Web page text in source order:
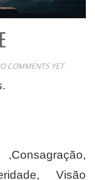
COMMENTS YET
Visão